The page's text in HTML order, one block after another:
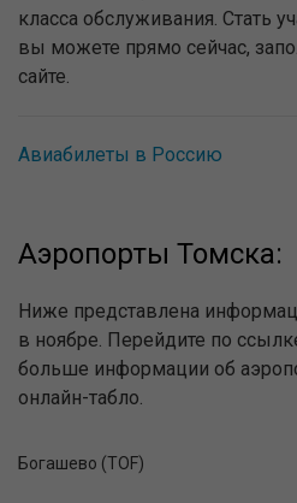
класса обслуживания. Стать
вы можете прямо сейчас,
сайте.
Авиабилеты в Россию
Аэропорты Томска:
Ниже представлена
в ноябре. Перейдите по
больше информации об
онлайн-табло.
Богашево (TOF)